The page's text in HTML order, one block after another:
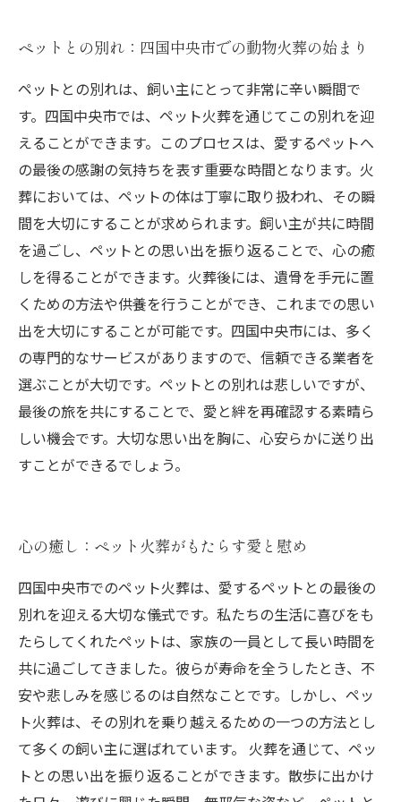
の火葬の意義
新たな一歩：ペット火葬を通じて得られる癒し
のプロセス
未来への希望：ペットたちとの絆を永遠にする
ために
ペットとの別れ：四国中央市での動物火葬の始まり
ペットとの別れは、飼い主にとって非常に辛い瞬間で
す。四国中央市では、ペット火葬を通じてこの別れを迎
えることができます。このプロセスは、愛するペットへ
の最後の感謝の気持ちを表す重要な時間となります。火
葬においては、ペットの体は丁寧に取り扱われ、その瞬
間を大切にすることが求められます。飼い主が共に時間
を過ごし、ペットとの思い出を振り返ることで、心の癒
しを得ることができます。火葬後には、遺骨を手元に置
くための方法や供養を行うことができ、これまでの思い
出を大切にすることが可能です。四国中央市には、多く
の専門的なサービスがありますので、信頼できる業者を
選ぶことが大切です。ペットとの別れは悲しいですが、
最後の旅を共にすることで、愛と絆を再確認する素晴ら
しい機会です。大切な思い出を胸に、心安らかに送り出
すことができるでしょう。
心の癒し：ペット火葬がもたらす愛と慰め
四国中央市でのペット火葬は、愛するペットとの最後の
別れを迎える大切な儀式です。私たちの生活に喜びをも
たらしてくれたペットは、家族の一員として長い時間を
共に過ごしてきました。彼らが寿命を全うしたとき、不
安や悲しみを感じるのは自然なことです。しかし、ペッ
ト火葬は、その別れを乗り越えるための一つの方法とし
て多くの飼い主に選ばれています。 火葬を通じて、ペッ
トとの思い出を振り返ることができます。散歩に出かけ